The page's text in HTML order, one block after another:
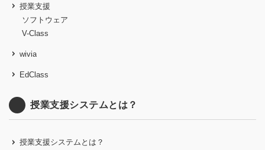
授業支援
ソフトウェア
V-Class
wivia
EdClass
授業支援システムとは？
授業支援システムとは？